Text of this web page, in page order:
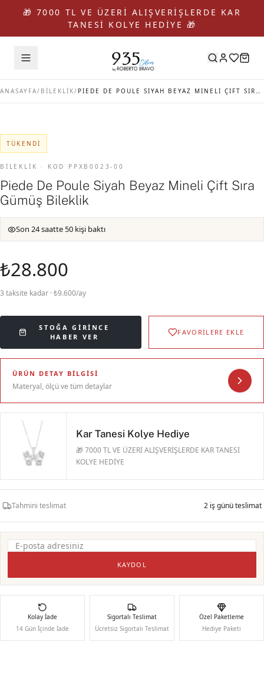
🎁 7000 TL VE ÜZERİ ALIŞVERİŞLERDE KAR
TANESİ KOLYE HEDİYE 🎁
ANASAYFA/ BİLEKLİK/ PIEDE DE POULE SIYAH BEYAZ MINELI ÇIFT SIRA GÜMÜŞ BILEKLIK
TÜKENDI
BİLEKLİK · KOD PPXB0023-00
Piede De Poule Siyah Beyaz Mineli Çift Sıra
Gümüş Bileklik
Son 24 saatte 50 kişi baktı
₺28.800
3 taksite kadar · ₺9.600/ay
STOĞA GIRINCE
HABER VER
FAVORİLERE EKLE
ÜRÜN DETAY BILGISI
Materyal, ölçü ve tüm detaylar
Kar Tanesi Kolye Hediye
🎁 7000 TL VE ÜZERİ ALIŞVERİŞLERDE KAR TANESİ
KOLYE HEDİYE
Tahmini teslimat 2 iş günü teslimat
KAYDOL
Kolay İade
14 Gün İçinde İade
Sigortalı Teslimat
Ücretsiz Sigortalı Teslimat
Özel Paketleme
Hediye Paketi